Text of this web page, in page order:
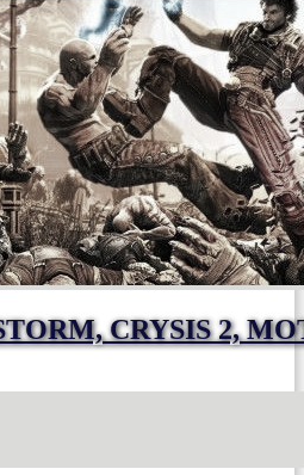
CRYSIS 2,